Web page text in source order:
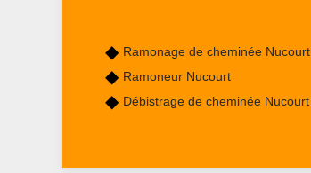
Ramonage de cheminée Nucourt
Ramoneur Nucourt
Débistrage de cheminée Nucourt